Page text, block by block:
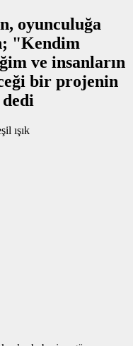
oyunculuğa
"Kendim
ve insanların
bir projenin